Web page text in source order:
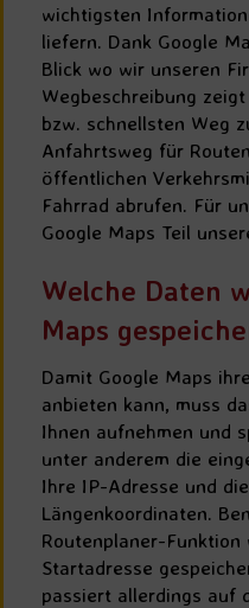
wichtigsten
liefern. Dank Google
Blick wo wir unseren
Wegbeschreibung
bzw. schnellsten Weg
Anfahrtsweg für
öffentlichen
Fahrrad abrufen. Für
Google Maps Teil
Welche Daten
Maps
Damit Google Maps
anbieten kann, muss
Ihnen aufnehmen und
unter anderem die
Ihre IP-Adresse und
Längenkoordinaten.
Routenplaner-
Startadresse
passiert allerdings auf